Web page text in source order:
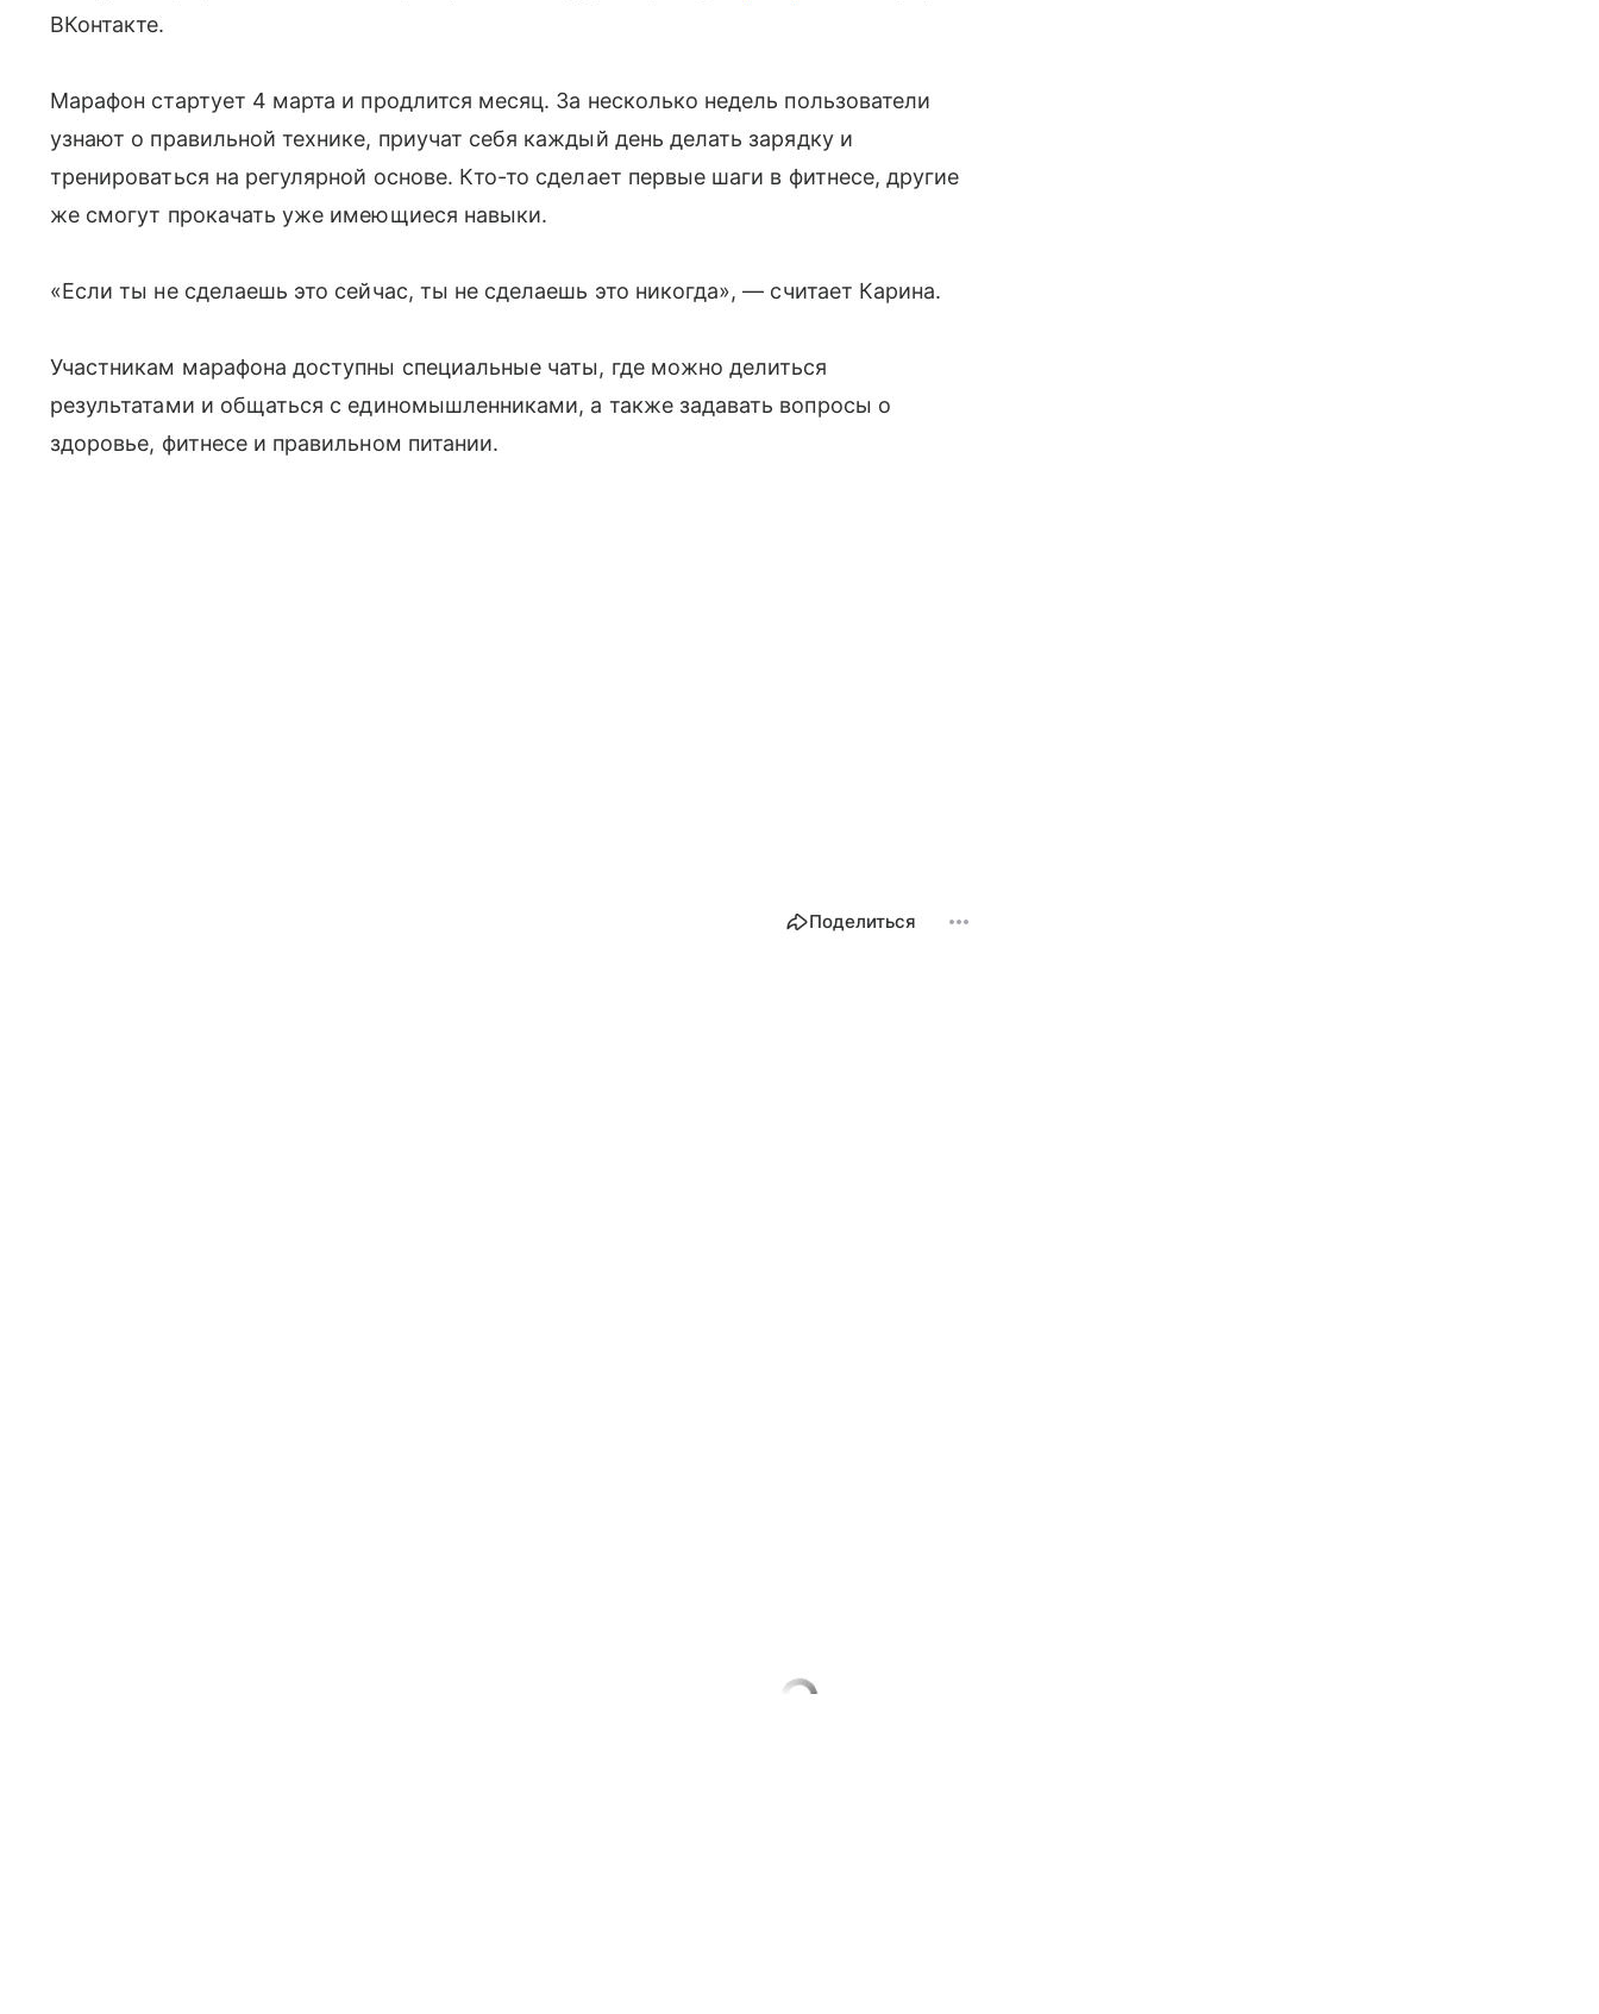
ВКонтакте.
Марафон стартует 4 марта и продлится месяц. За несколько недель пользователи
узнают о правильной технике, приучат себя каждый день делать зарядку и
тренироваться на регулярной основе. Кто-то сделает первые шаги в фитнесе, другие
же смогут прокачать уже имеющиеся навыки.
«Если ты не сделаешь это сейчас, ты не сделаешь это никогда», — считает Карина.
Участникам марафона доступны специальные чаты, где можно делиться
результатами и общаться с единомышленниками, а также задавать вопросы о
здоровье, фитнесе и правильном питании.
Поделиться